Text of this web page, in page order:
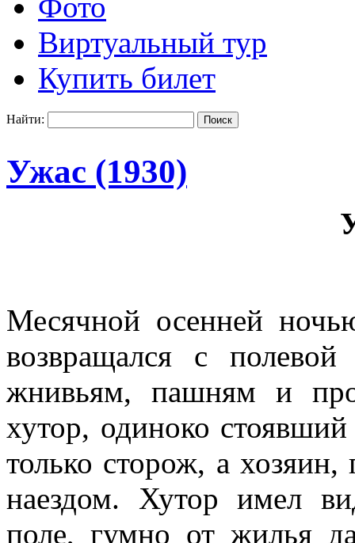
Виртуальный тур
Купить билет
Найти:
Ужас (1930)
Месячной осенней
возвращался с
жнивьям, пашням и
хутор, одиноко
только сторож, а
наездом. Хутор имел
поле, гумно от жилья